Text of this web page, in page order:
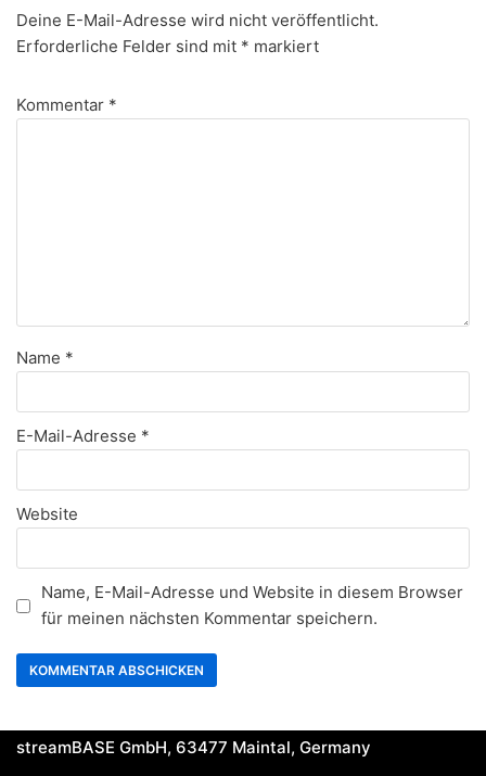
Deine E-Mail-Adresse wird nicht veröffentlicht.
Erforderliche Felder sind mit * markiert
Kommentar *
Name *
E-Mail-Adresse *
Website
Name, E-Mail-Adresse und Website in diesem Browser
für meinen nächsten Kommentar speichern.
streamBASE GmbH, 63477 Maintal, Germany